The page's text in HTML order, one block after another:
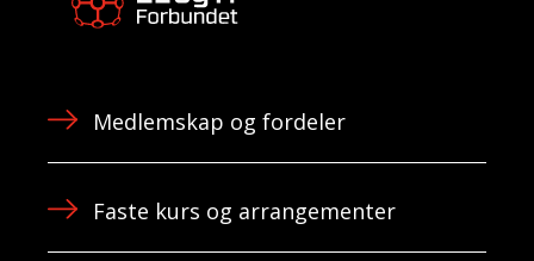
Medlemskap og fordeler
Faste kurs og arrangementer